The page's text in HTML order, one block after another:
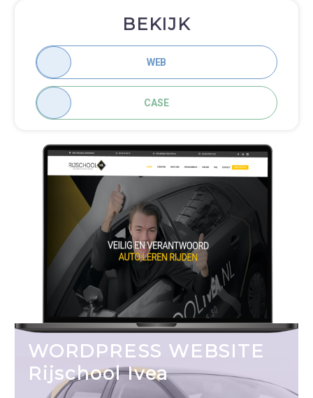
BEKIJK
WEB
CASE
WORDPRESS WEBSITE
Rijschool Ivea